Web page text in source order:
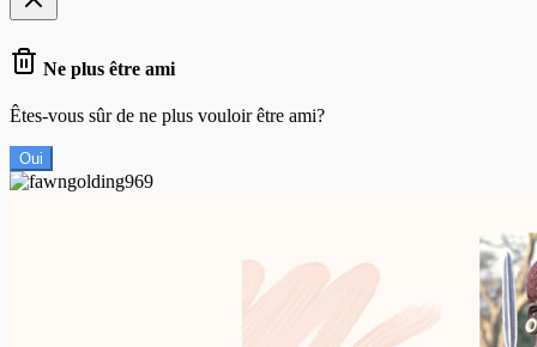
Ne plus être ami
Êtes-vous sûr de ne plus vouloir être ami?
Oui